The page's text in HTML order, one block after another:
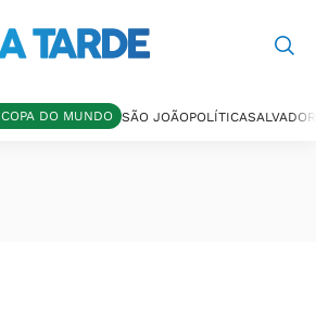
COPA DO MUNDO SÃO JOÃOPOLÍTICASALVADOR